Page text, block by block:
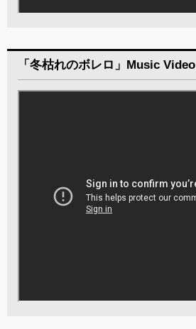
「冬枯れのボレロ」Music Video